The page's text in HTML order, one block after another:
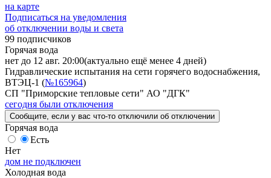
на карте
Подписаться на уведомления
об отключении воды и света
99 подписчиков
Горячая вода
нет до 12 авг. 20:00(актуально ещё менее 4 дней)
Гидравлические испытания на сети горячего водоснабжения,
ВТЭЦ-1 (№165964)
СП "Приморские тепловые сети" АО "ДГК"
сегодня были отключения
Сообщите , если у вас что-то отключили об отключении
Горячая вода
Есть
Нет
дом не подключен
Холодная вода